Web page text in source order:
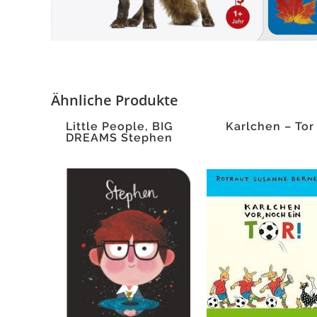
Ähnliche Produkte
Little People, BIG
DREAMS Stephen
Karlchen – Tor